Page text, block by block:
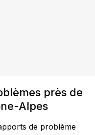
près de
Alpes
de problème